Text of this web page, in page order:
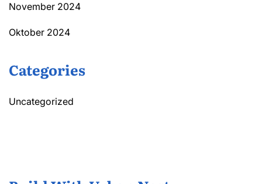
November 2024
Oktober 2024
Categories
Uncategorized